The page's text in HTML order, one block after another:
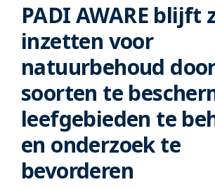
PADI AWARE blijft
inzetten voor
natuurbehoud
soorten te
leefgebieden te
en onderzoek te
bevorderen